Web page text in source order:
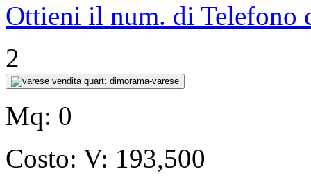
Ottieni il num. di Telefono
2
Mq: 0
Costo: V: 193,500